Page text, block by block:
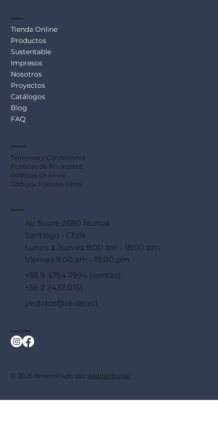
Productos
Tienda Online
Productos
Sustentable
Impresos
Nosotros
Proyectos
Catálogos
Blog
FAQ
Información
Terminos y Condiciones
Políticas de Privacidad
Políticas de envío
Códigos Postales Chile
Dirección
Av. Sucre 2680 Ñuñoa
Santiago - Chile
Lunes a Jueves 9:00 am - 18:00 pm
Viernes 9:00 am - 15:00 pm
+56 9 4754 7994 (ventas)
+56 2 2437 0151
pedidos@reideo.cl
Redes Sociales
© 2025 desarrollado por Weblerdigital